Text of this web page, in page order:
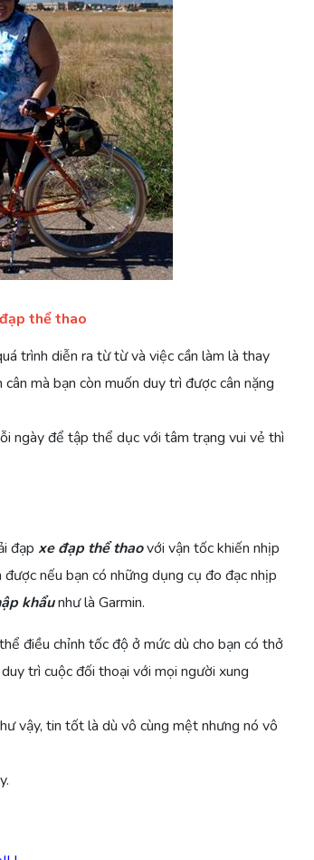
thể thao
trình diễn ra từ từ và việc cần làm là thay
mà bạn còn muốn duy trì được cân nặng
ngày để tập thể dục với tâm trạng vui vẻ thì
đạp xe đạp thể thaovới vận tốc khiến nhịp
nếu bạn có những dụng cụ đo đạc nhịp
khẩunhư là Garmin.
điều chỉnh tốc độ ở mức dù cho bạn có thở
trì cuộc đối thoại với mọi người xung
vậy, tin tốt là dù vô cùng mệt nhưng nó vô